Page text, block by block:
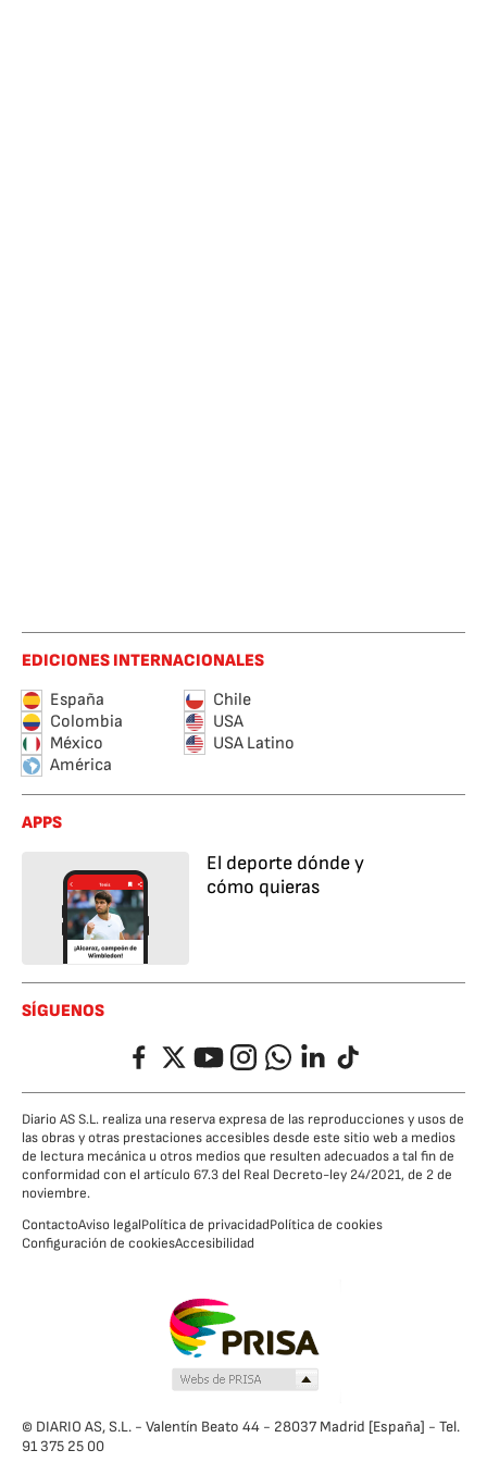
EDICIONES INTERNACIONALES
España
Chile
Colombia
USA
México
USA Latino
América
APPS
El deporte dónde y
cómo quieras
SÍGUENOS
FacebookTwitterYouTubeInstagramWhatsappLinkedIn
TikTok
Diario AS S.L. realiza una reserva expresa de las reproducciones y usos de
las obras y otras prestaciones accesibles desde este sitio web a medios
de lectura mecánica u otros medios que resulten adecuados a tal fin de
conformidad con el artículo 67.3 del Real Decreto-ley 24/2021, de 2 de
noviembre.
ContactoAviso legalPolítica de privacidadPolítica de cookies
Configuración de cookiesAccesibilidad
© DIARIO AS, S.L. - Valentín Beato 44 - 28037 Madrid [España] - Tel.
91 375 25 00